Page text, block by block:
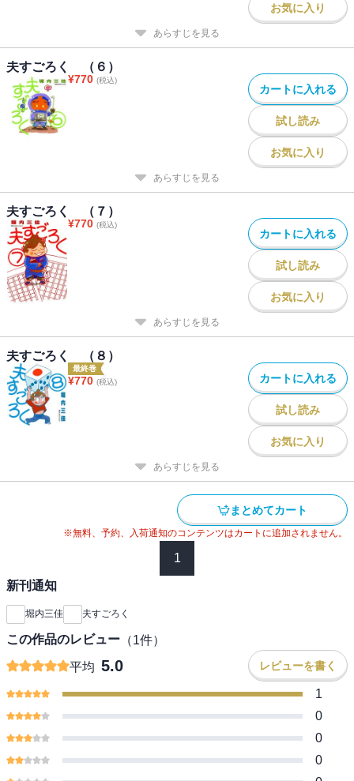
お気に入り
あらすじを見る
夫すごろく （６）
¥770 (税込)
カートに入れる
試し読み
お気に入り
あらすじを見る
夫すごろく （７）
¥770 (税込)
カートに入れる
試し読み
お気に入り
あらすじを見る
夫すごろく （８）
最終巻
¥770 (税込) カートに入れる
試し読み
お気に入り
あらすじを見る
まとめてカート
※無料、予約、入荷通知のコンテンツはカートに追加されません。
1
新刊通知
堀内三佳 夫すごろく
この作品のレビュー （1件）
平均 5.0 レビューを書く
1
0
0
0